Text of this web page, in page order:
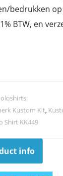
bedrukken op
BTW, en
Kustom Kit,
Shirt KK449
info